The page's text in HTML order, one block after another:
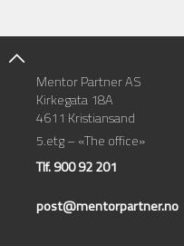
Mentor Partner AS
Kirkegata 18A
4611 Kristiansand
5.etg – «The office»
Tlf. 900 92 201
post@mentorpartner.no